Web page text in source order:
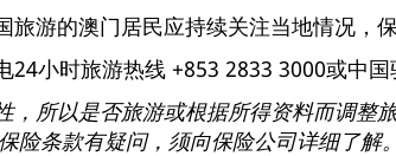
游的澳门居民应持续关注当地情况，保
24小时旅游热线 +853 2833 3000或中
，所以是否旅游或根据所得资料而调
险条款有疑问，须向保险公司详细了解。